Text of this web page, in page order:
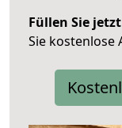
Füllen Sie
Sie kostenlose